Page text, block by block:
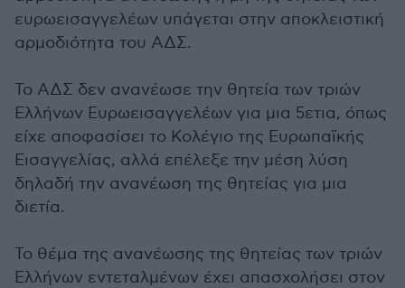
ευρωεισαγγελέων υπάγεται στην αποκλειστική
αρμοδιότητα του ΑΔΣ.
Το ΑΔΣ δεν ανανέωσε την θητεία των τριών
Ελλήνων Ευρωεισαγγελέων για μια 5ετια, όπως
είχε αποφασίσει το Κολέγιο της Ευρωπαϊκής
Εισαγγελίας, αλλά επέλεξε την μέση λύση
δηλαδή την ανανέωση της θητείας για μια
διετία.
Το θέμα της ανανέωσης της θητείας των τριών
Ελλήνων εντεταλμένων έχει απασχολήσει στον